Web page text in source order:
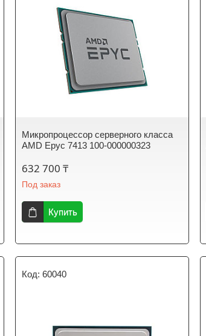
Микропроцессор серверного класса
AMD Epyc 7413 100-000000323
632 700 ₸
Под заказ
Купить
60040